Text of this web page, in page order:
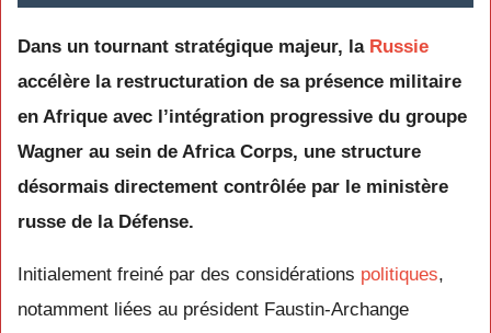
Dans un tournant stratégique majeur, la Russie
accélère la restructuration de sa présence militaire
en Afrique avec l’intégration progressive du groupe
Wagner au sein de Africa Corps, une structure
désormais directement contrôlée par le ministère
russe de la Défense.
Initialement freiné par des considérations politiques,
notamment liées au président Faustin-Archange